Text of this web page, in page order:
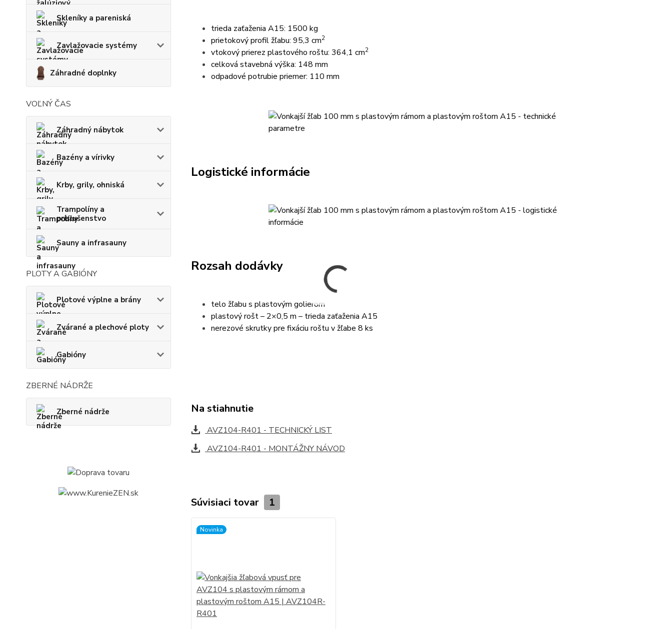
Skleníky a pareniská
Zavlažovacie systémy
Záhradné doplnky
VOĽNÝ ČAS
Záhradný nábytok
Bazény a vírivky
Krby, grily, ohniská
Trampolíny a
príslušenstvo
Sauny a infrasauny
PLOTY A GABIÓNY
Plotové výplne a brány
Zvárané a plechové ploty
Gabióny
ZBERNÉ NÁDRŽE
Zberné nádrže
trieda zaťaženia A15: 1500 kg
prietokový profil žľabu: 95,3 cm2
vtokový prierez plastového roštu: 364,1 cm2
celková stavebná výška: 148 mm
odpadové potrubie priemer: 110 mm
Logistické informácie
Rozsah dodávky
telo žľabu s plastovým golierom
plastový rošt – 2×0,5 m – trieda zaťaženia A15
nerezové skrutky pre fixáciu roštu v žľabe 8 ks
Na stiahnutie
AVZ104-R401 - TECHNICKÝ LIST
AVZ104-R401 - MONTÁŽNY NÁVOD
Súvisiaci tovar 1
Novinka